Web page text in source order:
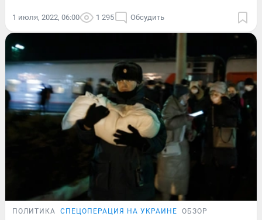
1 июля, 2022, 06:00 1 295 Обсудить
ПОЛИТИКА СПЕЦОПЕРАЦИЯ НА УКРАИНЕ ОБЗОР